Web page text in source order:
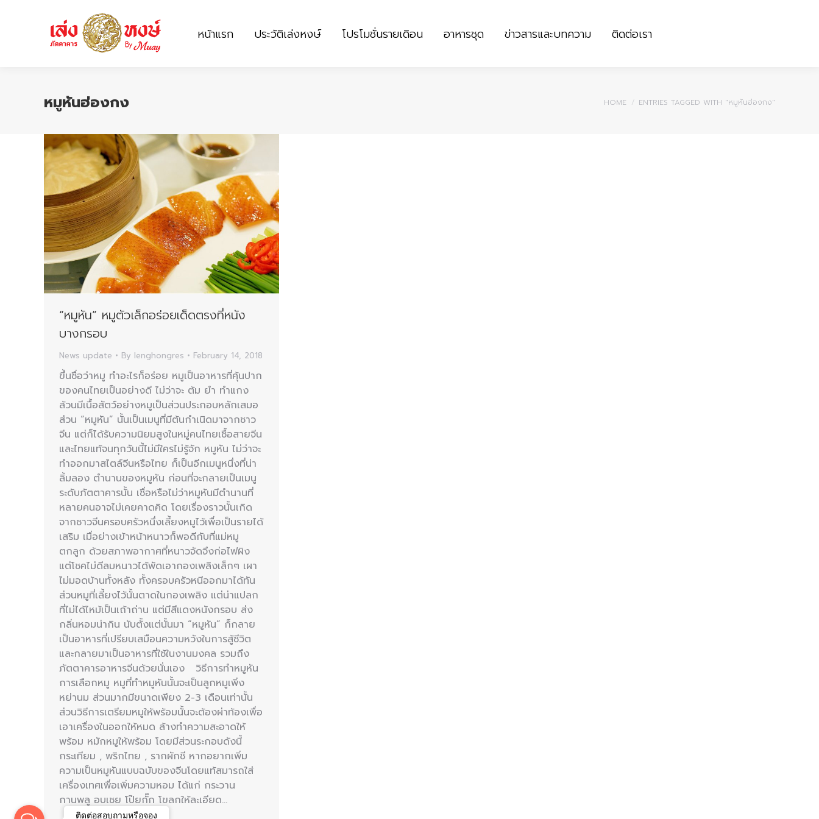
หน้าแรก ประวัติเล่งหงษ์ โปรโมชั่นรายเดิอน อาหารชุด ข่าวสารและบทความ ติดต่อเรา
หมูหันฮ่องกง You are here:
HOME ENTRIES TAGGED WITH "หมูหันฮ่องกง"
“หมูหัน” หมูตัวเล็กอร่อยเด็ดตรงที่หนัง
บางกรอบ
News update By lenghongres February 14, 2018
ขึ้นชื่อว่าหมู ทำอะไรก็อร่อย หมูเป็นอาหารที่คุ้นปาก
ของคนไทยเป็นอย่างดี ไม่ว่าจะ ต้ม ยำ ทำแกง
ล้วนมีเนื้อสัตว์อย่างหมูเป็นส่วนประกอบหลักเสมอ
ส่วน “หมูหัน” นั้นเป็นเมนูที่มีต้นกำเนิดมาจากชาว
จีน แต่ก็ได้รับความนิยมสูงในหมู่คนไทยเชื้อสายจีน
และไทยแท้จนทุกวันนี้ไม่มีใครไม่รู้จัก หมูหัน ไม่ว่าจะ
ทำออกมาสไตล์จีนหรือไทย ก็เป็นอีกเมนูหนึ่งที่น่า
ลิ้มลอง ตำนานของหมูหัน ก่อนที่จะกลายเป็นเมนู
ระดับภัตตาคารนั้น เชื่อหรือไม่ว่าหมูหันมีตำนานที่
หลายคนอาจไม่เคยคาดคิด โดยเรื่องราวนั้นเกิด
จากชาวจีนครอบครัวหนึ่งเลี้ยงหมูไว้เพื่อเป็นรายได้
เสริม เมื่อย่างเข้าหน้าหนาวก็พอดีกับที่แม่หมู
ตกลูก ด้วยสภาพอากาศที่หนาวจัดจึงก่อไฟผิง
แต่โชคไม่ดีลมหนาวได้พัดเอากองเพลิงเล็กๆ เผา
ไม่มอดบ้านทั้งหลัง ทั้งครอบครัวหนีออกมาได้ทัน
ส่วนหมูที่เลี้ยงไว้นั้นตาดในกองเพลิง แต่น่าแปลก
ที่ไม่ได้ไหม้เป็นเถ้าถ่าน แต่มีสีแดงหนังกรอบ ส่ง
กลิ่นหอมน่ากิน นับตั้งแต่นั้นมา “หมูหัน” ก็กลาย
เป็นอาหารที่เปรียบเสมือนความหวังในการสู้ชีวิต
และกลายมาเป็นอาหารที่ใช้ในงานมงคล รวมถึง
ภัตตาคารอาหารจีนด้วยนั่นเอง วิธีการทำหมูหัน
การเลือกหมู หมูที่ทำหมูหันนั้นจะเป็นลูกหมูเพิ่ง
หย่านม ส่วนมากมีขนาดเพียง 2-3 เดือนเท่านั้น
ส่วนวิธีการเตรียมหมูให้พร้อมนั้นจะต้องผ่าท้องเพื่อ
เอาเครื่องในออกให้หมด ล้างทำความสะอาดให้
พร้อม หมักหมูให้พร้อม โดยมีส่วนระกอบดังนี้
กระเทียม , พริกไทย , รากผักชี หากอยากเพิ่ม
ความเป็นหมูหันแบบฉบับของจีนโดยแท้สมารถใส่
เครื่องเทศเพื่อเพิ่มความหอม ได้แก่ กระวาน
กานพลู อบเชย โป๊ยกั๊ก โขลกให้ละเอียด…
โปรโมชั่นรายเดิอน
ติดต่อสอบถามหรือจอง